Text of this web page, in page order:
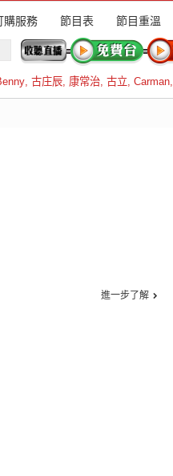
購服務 節目表 節目重溫
, 古庄辰, 康常治, 古立, Carman,
進一步了解